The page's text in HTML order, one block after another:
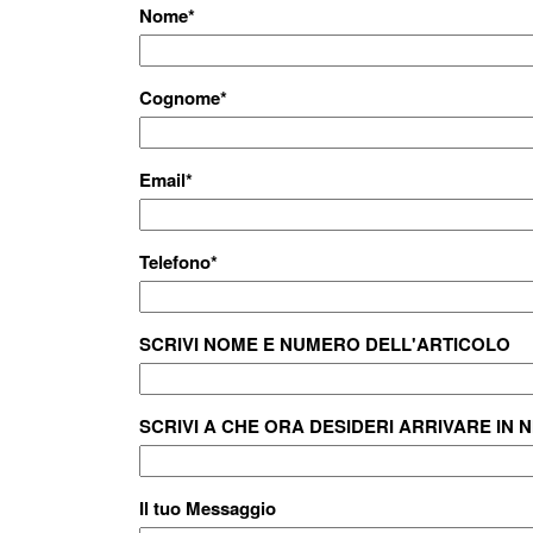
Nome*
Cognome*
Email*
Telefono*
SCRIVI NOME E NUMERO DELL'ARTICOLO
SCRIVI A CHE ORA DESIDERI ARRIVARE IN
Il tuo Messaggio